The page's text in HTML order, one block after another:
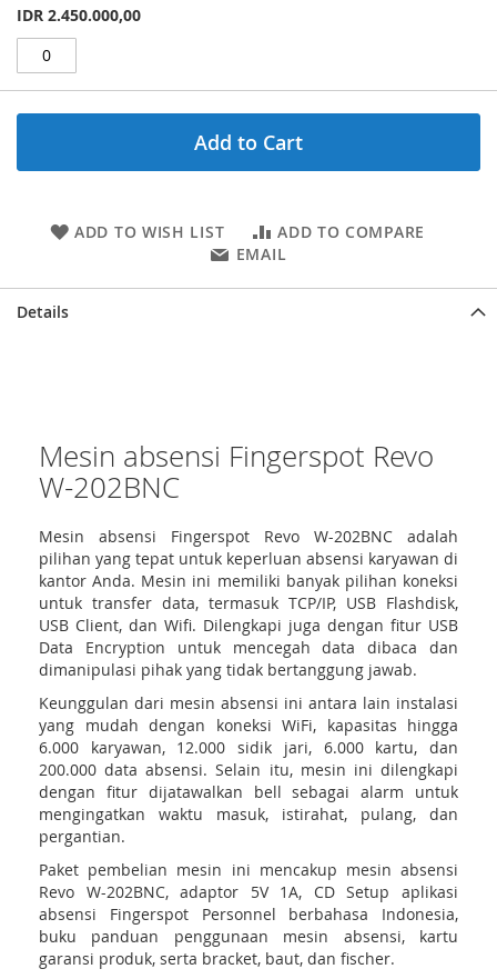
IDR 2.450.000,00
Add to Cart
ADD TO WISH LIST
ADD TO COMPARE
EMAIL
Details
Mesin absensi Fingerspot Revo
W-202BNC
Mesin absensi Fingerspot Revo W-202BNC adalah
pilihan yang tepat untuk keperluan absensi karyawan di
kantor Anda. Mesin ini memiliki banyak pilihan koneksi
untuk transfer data, termasuk TCP/IP, USB Flashdisk,
USB Client, dan Wifi. Dilengkapi juga dengan fitur USB
Data Encryption untuk mencegah data dibaca dan
dimanipulasi pihak yang tidak bertanggung jawab.
Keunggulan dari mesin absensi ini antara lain instalasi
yang mudah dengan koneksi WiFi, kapasitas hingga
6.000 karyawan, 12.000 sidik jari, 6.000 kartu, dan
200.000 data absensi. Selain itu, mesin ini dilengkapi
dengan fitur dijatawalkan bell sebagai alarm untuk
mengingatkan waktu masuk, istirahat, pulang, dan
pergantian.
Paket pembelian mesin ini mencakup mesin absensi
Revo W-202BNC, adaptor 5V 1A, CD Setup aplikasi
absensi Fingerspot Personnel berbahasa Indonesia,
buku panduan penggunaan mesin absensi, kartu
garansi produk, serta bracket, baut, dan fischer.